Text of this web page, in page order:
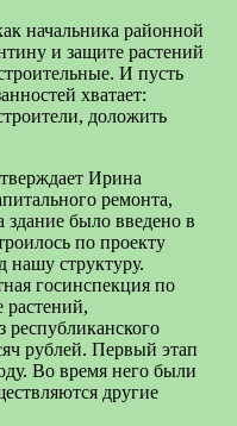
начальника районной
и защите растений
И пусть
хватает:
доложить
Ирина
ремонта,
здание было введено в
по проекту
нашу структуру.
госинспекция по
растений,
республиканского
рублей. Первый этап
Во время него были
другие